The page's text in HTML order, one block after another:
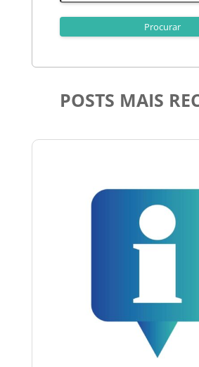
POSTS MAIS